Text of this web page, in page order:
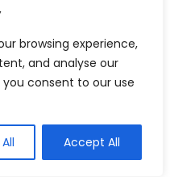
browsing experience,
and analyse our
consent to our use
Accept All
abordagens de
estresse. O
e pesquisas que são
além de
a partir do